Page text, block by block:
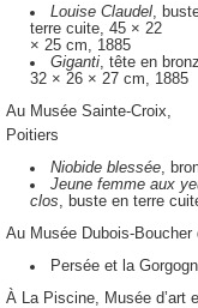
Louise Claudel ,
terre cuite, 45 × 22
× 25 cm , 1885
Giganti , tête en
32 × 26 × 27 cm , 1885
Au Musée Sainte-Croix,
Poitiers
Niobide blessée ,
Jeune femme aux
clos , buste en terre
Au Musée Dubois-Boucher
Persée et la
À La Piscine, Musée d’art